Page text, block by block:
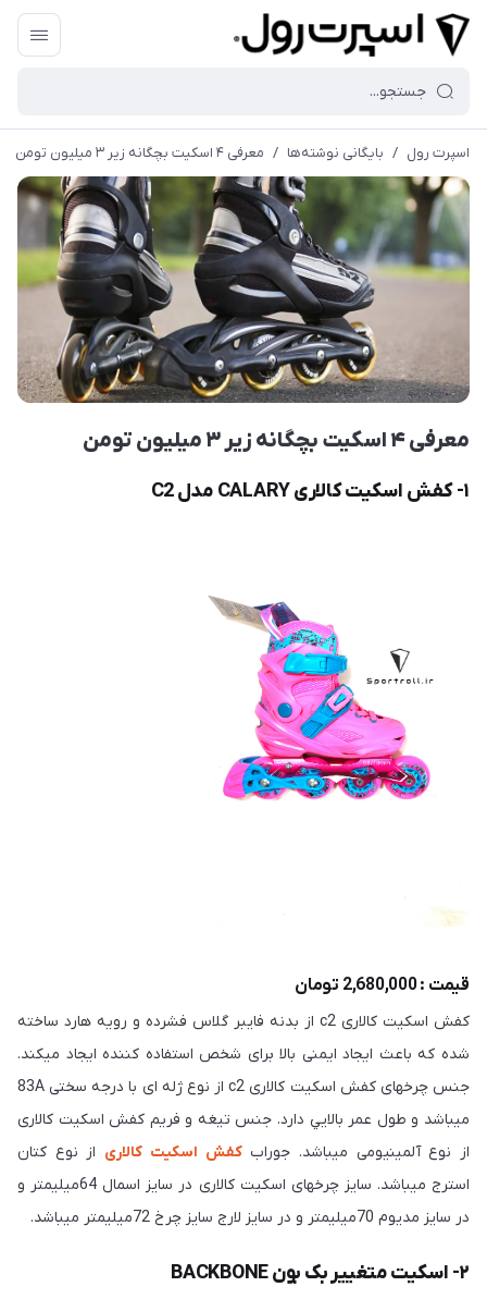
اسپرت رول / بایگانی نوشته‌ها / معرفی ۴ اسکیت بچگانه زیر ۳ میلیون تومن
معرفی ۴ اسکیت بچگانه زیر ۳ میلیون تومن
۱- کفش اسكيت كالاری CALARY مدل C2
قیمت : 2,680,000 تومان
کفش اسكيت كالاری c2 از بدنه فايبر گلاس فشرده و رويه هارد ساخته
شده كه باعث ايجاد ايمنی بالا برای شخص استفاده كننده ايجاد ميكند.
جنس چرخهای کفش اسكيت كالاری c2 از نوع ژله ای با درجه سختی 83A
ميباشد و طول عمر بالايي دارد. جنس تيغه و فريم کفش اسكيت كالاری
از نوع آلمينيومی ميباشد. جورابکفش اسكيت كالاری از نوع كتان
استرج ميباشد. سايز چرخهای اسكيت كالاری در سايز اسمال 64ميليمتر و
در سايز مديوم 70ميليمتر و در سايز لارج سايز چرخ 72ميليمتر ميباشد.
۲- اسكيت متغيير بک بون BACKBONE